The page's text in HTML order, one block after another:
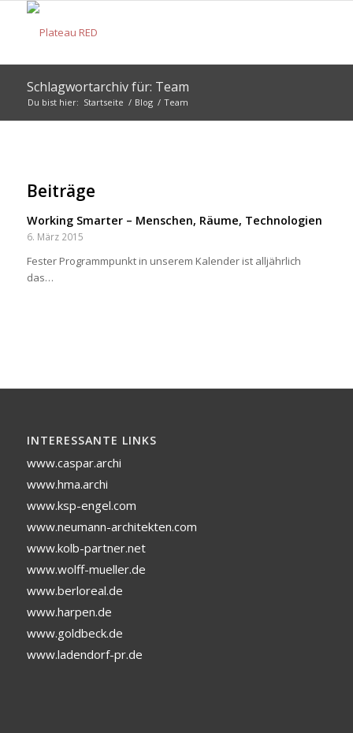
Schlagwortarchiv für: Team
Du bist hier: Startseite / Blog / Team
Beiträge
Working Smarter – Menschen, Räume, Technologien
6. März 2015
Fester Programmpunkt in unserem Kalender ist alljährlich
das…
INTERESSANTE LINKS
www.caspar.archi
www.hma.archi
www.ksp-engel.com
www.neumann-architekten.com
www.kolb-partner.net
www.wolff-mueller.de
www.berloreal.de
www.harpen.de
www.goldbeck.de
www.ladendorf-pr.de